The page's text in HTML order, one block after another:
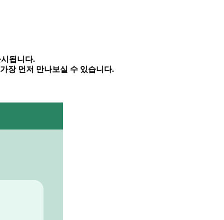
됩니다.
장 먼저 만나보실 수 있습니다.